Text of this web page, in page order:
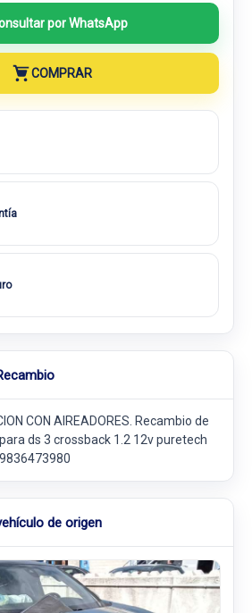
por WhatsApp
COMPRAR
CON AIREADORES. Recambio de
ds 3 crossback 1.2 12v puretech
de origen